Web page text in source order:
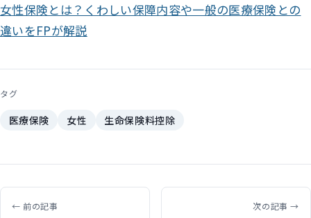
女性保険とは？くわしい保障内容や一般の医療保険との
違いをFPが解説
タグ
医療保険 女性 生命保険料控除
← 前の記事 次の記事 →